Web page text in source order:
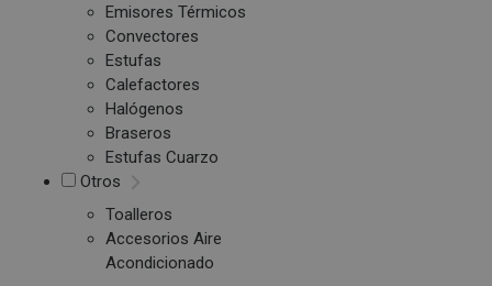
Emisores Térmicos
Convectores
Estufas
Calefactores
Halógenos
Braseros
Estufas Cuarzo
Otros
Toalleros
Accesorios Aire
Acondicionado